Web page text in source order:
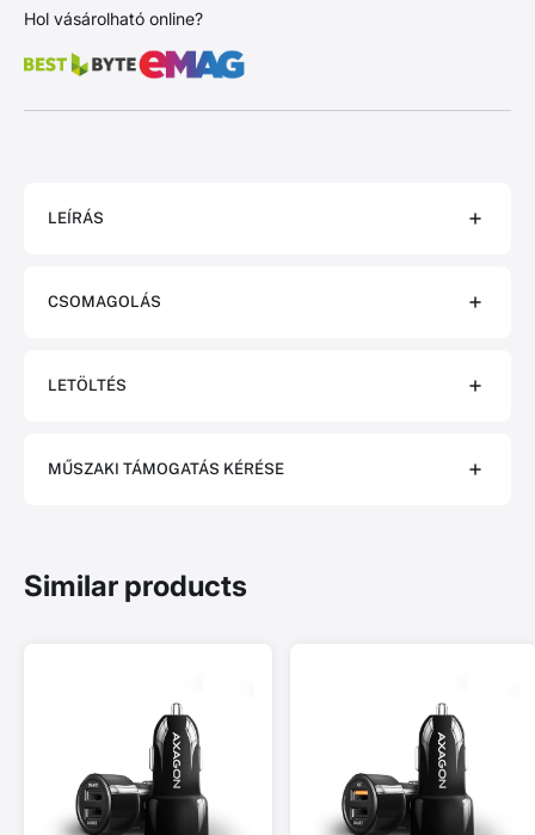
Hol vásárolható online?
LEÍRÁS
CSOMAGOLÁS
LETÖLTÉS
MŰSZAKI TÁMOGATÁS KÉRÉSE
Similar products